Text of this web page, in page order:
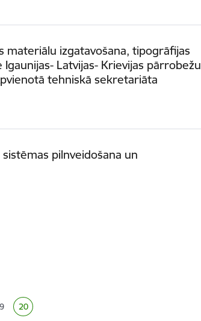
materiālu izgatavošana, tipogrāfijas
Latvijas- Krievijas pārrobežu
tehniskā sekretariāta
pilnveidošana un
Pašreizējā lapa
20